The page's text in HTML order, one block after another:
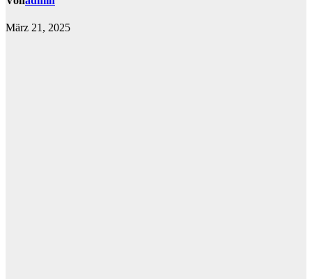
März 21, 2025